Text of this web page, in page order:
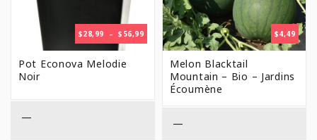
$28,99 – $ 56,99PLAGE
DE
Pot Econova Melodie
Noir
—
$4,49
Melon Blacktail
Mountain – Bio – Jardins
Écoumène
—